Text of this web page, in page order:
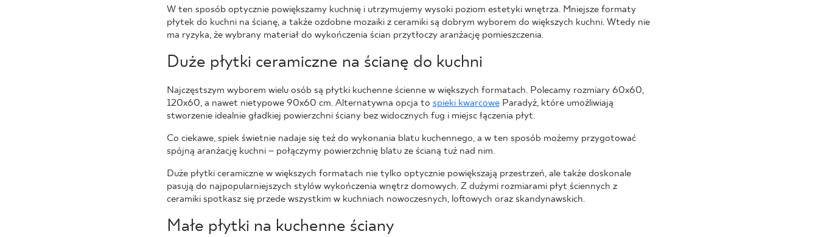
W ten sposób optycznie powiększamy kuchnię i utrzymujemy wysoki poziom estetyki wnętrza. Mniejsze formaty
płytek do kuchni na ścianę, a także ozdobne mozaiki z ceramiki są dobrym wyborem do większych kuchni. Wtedy nie
ma ryzyka, że wybrany materiał do wykończenia ścian przytłoczy aranżację pomieszczenia.
Duże płytki ceramiczne na ścianę do kuchni
Najczęstszym wyborem wielu osób są płytki kuchenne ścienne w większych formatach. Polecamy rozmiary 60x60,
120x60, a nawet nietypowe 90x60 cm. Alternatywna opcja to spieki kwarcoweParadyż, które umożliwiają
stworzenie idealnie gładkiej powierzchni ściany bez widocznych fug i miejsc łączenia płyt.
Co ciekawe, spiek świetnie nadaje się też do wykonania blatu kuchennego, a w ten sposób możemy przygotować
spójną aranżację kuchni – połączymy powierzchnię blatu ze ścianą tuż nad nim.
Duże płytki ceramiczne w większych formatach nie tylko optycznie powiększają przestrzeń, ale także doskonale
pasują do najpopularniejszych stylów wykończenia wnętrz domowych. Z dużymi rozmiarami płyt ściennych z
ceramiki spotkasz się przede wszystkim w kuchniach nowoczesnych, loftowych oraz skandynawskich.
Małe płytki na kuchenne ściany